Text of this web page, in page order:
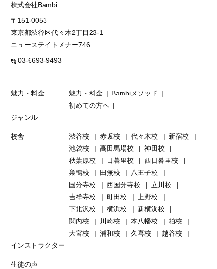
株式会社Bambi
〒151-0053
東京都渋谷区代々木2丁目23-1
ニューステイトメナー746
03-6693-9493
魅力・料金 魅力・料金
Bambiメソッド
初めての方へ
ジャンル
校舎 渋谷校 赤坂校 代々木校
新宿校
池袋校
高田馬場校
神田校
秋葉原校
日暮里校
西日暮里校
巣鴨校
田無校
八王子校
国分寺校
西国分寺校
立川校
吉祥寺校
町田校
上野校
下北沢校
横浜校
新横浜校
関内校
川崎校 本八幡校
柏校
大宮校
浦和校 久喜校
越谷校
インストラクター
生徒の声